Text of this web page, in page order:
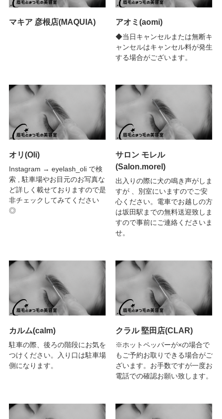
マキア 彦根店(MAQUIA) アオミ(aomi)
◆当日キャンセルまたは無断キ
ャンセルはキャンセル料が発生
する場合がございます。
オリ(Oli)
Instagram → eyelash_oli で検
索 , 駐車場やお目元のお写真な
ど詳しく載せておりますので是
非チェックしてみてください
◎
サロン モレル
(Salon.morel)
出入りの際に犬の鳴き声がしま
すが 、別室にいますのでご安
心ください。電車でお越しの方
は坂田駅までの無料送迎致しま
すので事前にご連絡くださいま
せ。
カルム(calm)
駐車の際、後ろの階段にお気を
つけください。入り口は駐車場
側になります。
クラル 堅田店(CLAR)
※ホットペッパーが×の場合で
もご予約お取りできる場合がご
ざいます。お手数ですが一度お
電話での確認お願い致します。